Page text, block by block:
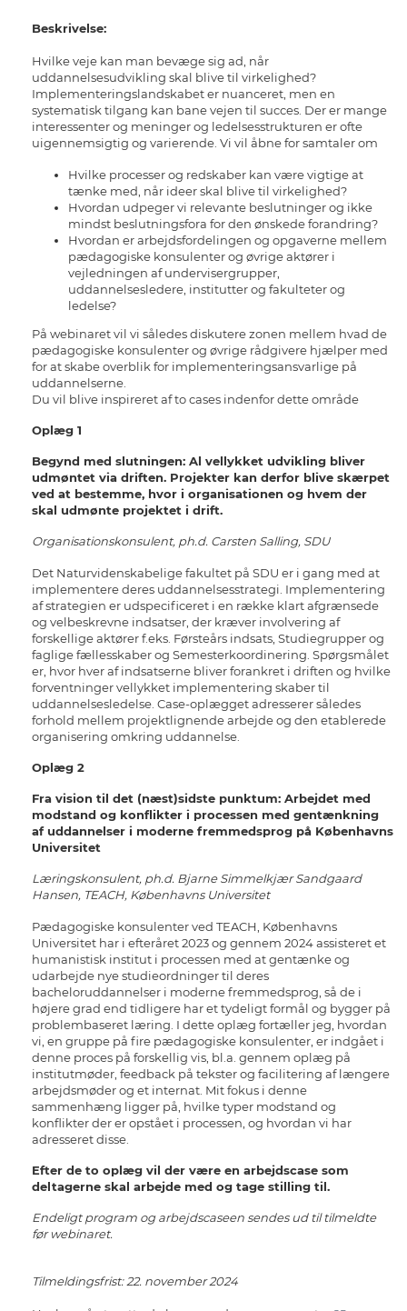
Beskrivelse:
Hvilke veje kan man bevæge sig ad, når
uddannelsesudvikling skal blive til virkelighed?
Implementeringslandskabet er nuanceret, men en
systematisk tilgang kan bane vejen til succes. Der er mange
interessenter og meninger og ledelsesstrukturen er ofte
uigennemsigtig og varierende. Vi vil åbne for samtaler om
Hvilke processer og redskaber kan være vigtige at
tænke med, når ideer skal blive til virkelighed?
Hvordan udpeger vi relevante beslutninger og ikke
mindst beslutningsfora for den ønskede forandring?
Hvordan er arbejdsfordelingen og opgaverne mellem
pædagogiske konsulenter og øvrige aktører i
vejledningen af undervisergrupper,
uddannelsesledere, institutter og fakulteter og
ledelse?
På webinaret vil vi således diskutere zonen mellem hvad de
pædagogiske konsulenter og øvrige rådgivere hjælper med
for at skabe overblik for implementeringsansvarlige på
uddannelserne.
Du vil blive inspireret af to cases indenfor dette område
Oplæg 1
Begynd med slutningen: Al vellykket udvikling bliver
udmøntet via driften. Projekter kan derfor blive skærpet
ved at bestemme, hvor i organisationen og hvem der
skal udmønte projektet i drift.
Organisationskonsulent, ph.d. Carsten Salling, SDU
Det Naturvidenskabelige fakultet på SDU er i gang med at
implementere deres uddannelsesstrategi. Implementering
af strategien er udspecificeret i en række klart afgrænsede
og velbeskrevne indsatser, der kræver involvering af
forskellige aktører f.eks. Førsteårs indsats, Studiegrupper og
faglige fællesskaber og Semesterkoordinering. Spørgsmålet
er, hvor hver af indsatserne bliver forankret i driften og hvilke
forventninger vellykket implementering skaber til
uddannelsesledelse. Case-oplægget adresserer således
forhold mellem projektlignende arbejde og den etablerede
organisering omkring uddannelse.
Oplæg 2
Fra vision til det (næst)sidste punktum: Arbejdet med
modstand og konflikter i processen med gentænkning
af uddannelser i moderne fremmedsprog på Københavns
Universitet
Læringskonsulent, ph.d. Bjarne Simmelkjær Sandgaard
Hansen, TEACH, Københavns Universitet
Pædagogiske konsulenter ved TEACH, Københavns
Universitet har i efteråret 2023 og gennem 2024 assisteret et
humanistisk institut i processen med at gentænke og
udarbejde nye studieordninger til deres
bacheloruddannelser i moderne fremmedsprog, så de i
højere grad end tidligere har et tydeligt formål og bygger på
problembaseret læring. I dette oplæg fortæller jeg, hvordan
vi, en gruppe på fire pædagogiske konsulenter, er indgået i
denne proces på forskellig vis, bl.a. gennem oplæg på
institutmøder, feedback på tekster og facilitering af længere
arbejdsmøder og et internat. Mit fokus i denne
sammenhæng ligger på, hvilke typer modstand og
konflikter der er opstået i processen, og hvordan vi har
adresseret disse.
Efter de to oplæg vil der være en arbejdscase som
deltagerne skal arbejde med og tage stilling til.
Endeligt program og arbejdscaseen sendes ud til tilmeldte
før webinaret.
Tilmeldingsfrist: 22. november 2024